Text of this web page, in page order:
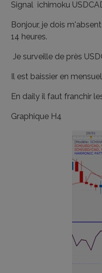
Signal ichimoku
Bonjour, je dois
14 heures.
Je surveille de près
Il est baissier en
En daily il faut franchir
Graphique H4